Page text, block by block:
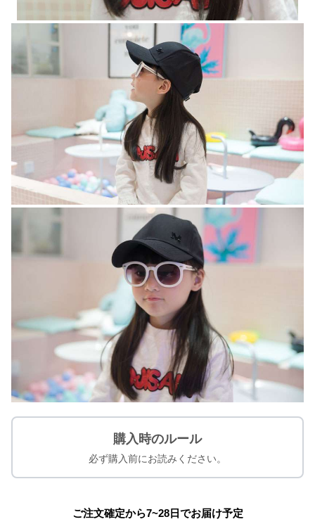
購入時のルール
必ず購入前にお読みください。
ご注文確定から7~28日でお届け予定